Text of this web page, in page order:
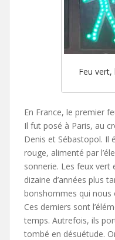
Feu
En France, le premier
Il fut posé à Paris, au
Denis et Sébastopol. Il
rouge, alimenté par
sonnerie. Les feux vert
dizaine d’années plus
bonshommes qui nous
Ces derniers sont
temps. Autrefois, ils
tombé en désuétude.